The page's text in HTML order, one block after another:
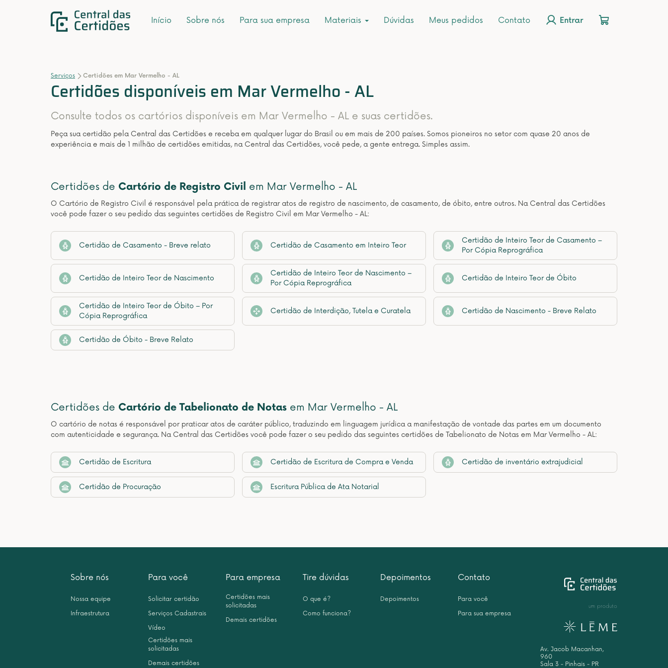
Início Sobre nós Para sua empresa Materiais Dúvidas Meus pedidos Contato Entrar
Serviços Certidões em Mar Vermelho - AL
Certidões disponíveis em Mar Vermelho - AL
Consulte todos os cartórios disponíveis em Mar Vermelho - AL e suas certidões.
Peça sua certidão pela Central das Certidões e receba em qualquer lugar do Brasil ou em mais de 200 países. Somos pioneiros no setor com quase 20 anos de
experiência e mais de 1 milhão de certidões emitidas, na Central das Certidões, você pede, a gente entrega. Simples assim.
Certidões de Cartório de Registro Civil em Mar Vermelho - AL
O Cartório de Registro Civil é responsável pela prática de registrar atos de registro de nascimento, de casamento, de óbito, entre outros. Na Central das Certidões
você pode fazer o seu pedido das seguintes certidões de Registro Civil em Mar Vermelho - AL:
Certidão de Casamento - Breve relato Certidão de Casamento em Inteiro Teor
Certidão de Inteiro Teor de Casamento –
Por Cópia Reprográfica
Certidão de Inteiro Teor de Nascimento
Certidão de Inteiro Teor de Nascimento –
Por Cópia Reprográfica
Certidão de Inteiro Teor de Óbito
Certidão de Inteiro Teor de Óbito – Por
Cópia Reprográfica
Certidão de Interdição, Tutela e Curatela Certidão de Nascimento - Breve Relato
Certidão de Óbito - Breve Relato
Certidões de Cartório de Tabelionato de Notas em Mar Vermelho - AL
O cartório de notas é responsável por praticar atos de caráter público, traduzindo em linguagem jurídica a manifestação de vontade das partes em um documento
com autenticidade e segurança. Na Central das Certidões você pode fazer o seu pedido das seguintes certidões de Tabelionato de Notas em Mar Vermelho - AL:
Certidão de Escritura Certidão de Escritura de Compra e Venda Certidão de inventário extrajudicial
Certidão de Procuração Escritura Pública de Ata Notarial
Sobre nós
Nossa equipe
Infraestrutura
Para você
Solicitar certidão
Serviços Cadastrais
Vídeo
Certidões mais
solicitadas
Demais certidões
Para empresa
Certidões mais
solicitadas
Demais certidões
Tire dúvidas
O que é?
Como funciona?
Depoimentos
Depoimentos
Contato
Para você
Para sua empresa
um produto
Av. Jacob Macanhan,
960
Sala 3 - Pinhais - PR